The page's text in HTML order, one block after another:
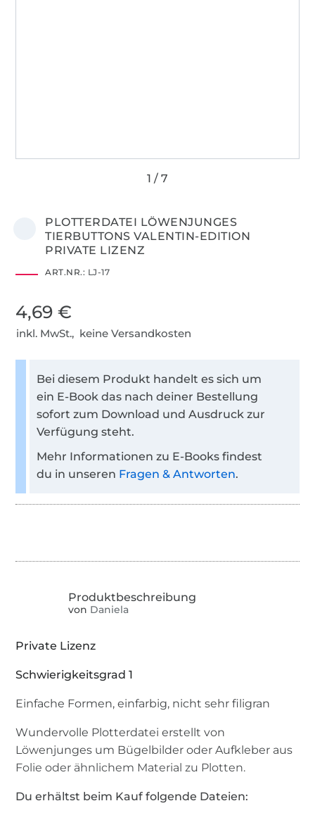
PLOTTERDATEI LÖWENJUNGES
TIERBUTTONS VALENTIN-EDITION
PRIVATE LIZENZ
ART.NR.: LJ-17
4,69 €
inkl. MwSt., keine Versandkosten
Bei diesem Produkt handelt es sich um
ein E-Book das nach deiner Bestellung
sofort zum Download und Ausdruck zur
Verfügung steht.
Mehr Informationen zu E-Books findest
du in unseren Fragen & Antworten.
von Daniela
Private Lizenz
Schwierigkeitsgrad 1
Einfache Formen, einfarbig, nicht sehr filigran
Wundervolle Plotterdatei erstellt von
Löwenjunges um Bügelbilder oder Aufkleber aus
Folie oder ähnlichem Material zu Plotten.
Du erhältst beim Kauf folgende Dateien: